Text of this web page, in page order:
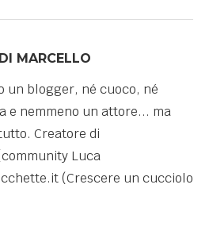
MARCELLO
un blogger, né cuoco, né
e nemmeno un attore... ma
Creatore di
Luca
(Crescere un cucciolo